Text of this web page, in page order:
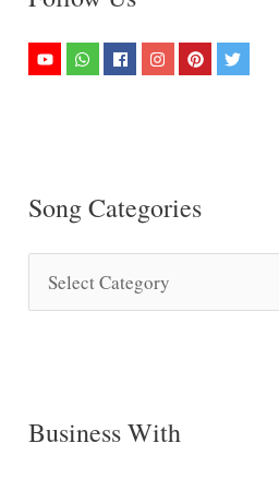
Song Categories
o
C
Business With